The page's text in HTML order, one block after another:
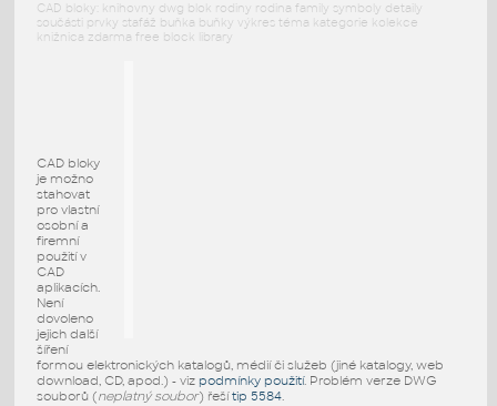
CAD bloky: knihovny dwg blok rodiny rodina family symboly detaily
součásti prvky stafáž buňka buňky výkres téma kategorie kolekce
knižnica zdarma free block library
CAD bloky
je možno
stahovat
pro vlastní
osobní a
firemní
použití v
CAD
aplikacích.
Není
dovoleno
jejich další
šíření
formou elektronických katalogů, médií či služeb (jiné katalogy, web
download, CD, apod.) - viz podmínky použití. Problém verze DWG
souborů (neplatný soubor) řešítip 5584.